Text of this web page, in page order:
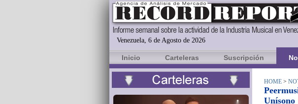
Venezuela, 6 de Agosto de 2026
Inicio Carteleras Suscripción
HOME >
Unísono